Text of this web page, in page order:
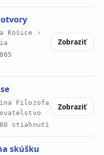
Košice ›
Zobraziť
Filozofa
stiahnutí
Zobraziť
skúšku